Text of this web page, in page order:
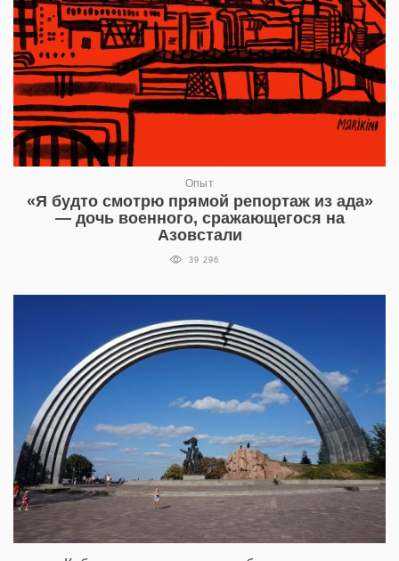
Опыт
«Я будто смотрю прямой репортаж из ада»
— дочь военного, сражающегося на
Азовстали
39 296